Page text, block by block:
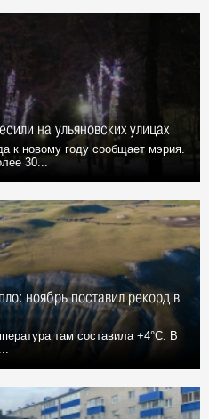
на ульяновских улицах
к новому году сообщает мэрия.
30...
ноябрь поставил рекорд в
там составила +4°С. В